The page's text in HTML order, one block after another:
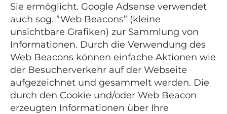
Sie ermöglicht. Google Adsense verwendet
auch sog. ”Web Beacons” (kleine
unsichtbare Grafiken) zur Sammlung von
Informationen. Durch die Verwendung des
Web Beacons können einfache Aktionen wie
der Besucherverkehr auf der Webseite
aufgezeichnet und gesammelt werden. Die
durch den Cookie und/oder Web Beacon
erzeugten Informationen über Ihre